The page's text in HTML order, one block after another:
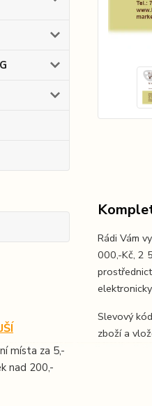
místa za 5,-
nad 200,-
Rádi Vám
000,-Kč, 2
Slevový
zboží a